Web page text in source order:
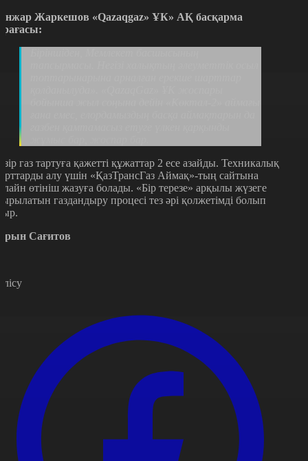
Жаркешов «Qazaqgaz» ҰК» АҚ басқарма
газ тартуға қажетті құжаттар 2 есе азайды. Техникалық
алу үшін «ҚазТрансГаз Аймақ»-тың сайтына
өтініш жазуға болады. «Бір терезе» арқылы жүзеге
газдандыру процесі тез әрі қолжетімді болып
Сағитов